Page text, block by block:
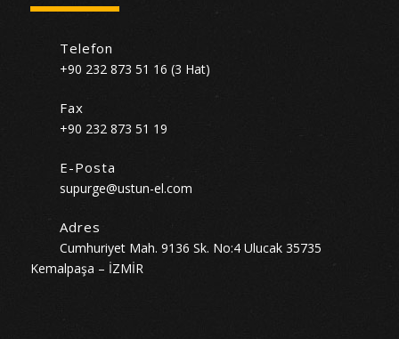
Telefon
+90 232 873 51 16 (3 Hat)
Fax
+90 232 873 51 19
E-Posta
supurge@ustun-el.com
Adres
Cumhuriyet Mah. 9136 Sk. No:4 Ulucak 35735
Kemalpaşa – İZMİR